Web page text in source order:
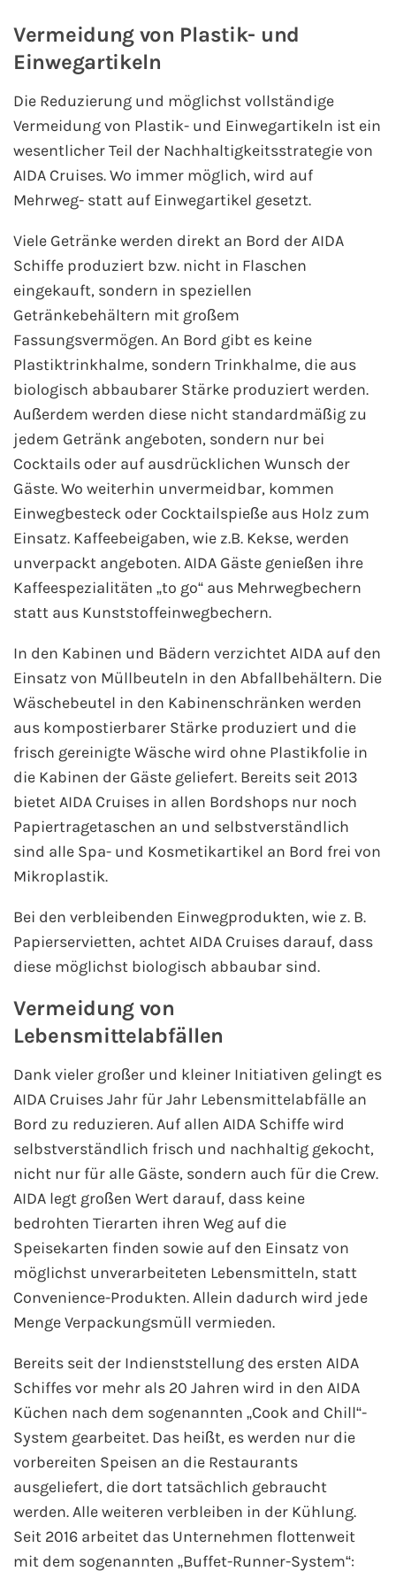
Vermeidung von Plastik- und
Einwegartikeln
Die Reduzierung und möglichst vollständige
Vermeidung von Plastik- und Einwegartikeln ist ein
wesentlicher Teil der Nachhaltigkeitsstrategie von
AIDA Cruises. Wo immer möglich, wird auf
Mehrweg- statt auf Einwegartikel gesetzt.
Viele Getränke werden direkt an Bord der AIDA
Schiffe produziert bzw. nicht in Flaschen
eingekauft, sondern in speziellen
Getränkebehältern mit großem
Fassungsvermögen. An Bord gibt es keine
Plastiktrinkhalme, sondern Trinkhalme, die aus
biologisch abbaubarer Stärke produziert werden.
Außerdem werden diese nicht standardmäßig zu
jedem Getränk angeboten, sondern nur bei
Cocktails oder auf ausdrücklichen Wunsch der
Gäste. Wo weiterhin unvermeidbar, kommen
Einwegbesteck oder Cocktailspieße aus Holz zum
Einsatz. Kaffeebeigaben, wie z.B. Kekse, werden
unverpackt angeboten. AIDA Gäste genießen ihre
Kaffeespezialitäten „to go“ aus Mehrwegbechern
statt aus Kunststoffeinwegbechern.
In den Kabinen und Bädern verzichtet AIDA auf den
Einsatz von Müllbeuteln in den Abfallbehältern. Die
Wäschebeutel in den Kabinenschränken werden
aus kompostierbarer Stärke produziert und die
frisch gereinigte Wäsche wird ohne Plastikfolie in
die Kabinen der Gäste geliefert. Bereits seit 2013
bietet AIDA Cruises in allen Bordshops nur noch
Papiertragetaschen an und selbstverständlich
sind alle Spa- und Kosmetikartikel an Bord frei von
Mikroplastik.
Bei den verbleibenden Einwegprodukten, wie z. B.
Papierservietten, achtet AIDA Cruises darauf, dass
diese möglichst biologisch abbaubar sind.
Vermeidung von
Lebensmittelabfällen
Dank vieler großer und kleiner Initiativen gelingt es
AIDA Cruises Jahr für Jahr Lebensmittelabfälle an
Bord zu reduzieren. Auf allen AIDA Schiffe wird
selbstverständlich frisch und nachhaltig gekocht,
nicht nur für alle Gäste, sondern auch für die Crew.
AIDA legt großen Wert darauf, dass keine
bedrohten Tierarten ihren Weg auf die
Speisekarten finden sowie auf den Einsatz von
möglichst unverarbeiteten Lebensmitteln, statt
Convenience-Produkten. Allein dadurch wird jede
Menge Verpackungsmüll vermieden.
Bereits seit der Indienststellung des ersten AIDA
Schiffes vor mehr als 20 Jahren wird in den AIDA
Küchen nach dem sogenannten „Cook and Chill“-
System gearbeitet. Das heißt, es werden nur die
vorbereiten Speisen an die Restaurants
ausgeliefert, die dort tatsächlich gebraucht
werden. Alle weiteren verbleiben in der Kühlung.
Seit 2016 arbeitet das Unternehmen flottenweit
mit dem sogenannten „Buffet-Runner-System“: